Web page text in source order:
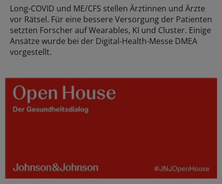
Long-COVID und ME/CFS stellen Ärztinnen und Ärzte
vor Rätsel. Für eine bessere Versorgung der Patienten
setzten Forscher auf Wearables, KI und Cluster. Einige
Ansätze wurde bei der Digital-Health-Messe DMEA
vorgestellt.